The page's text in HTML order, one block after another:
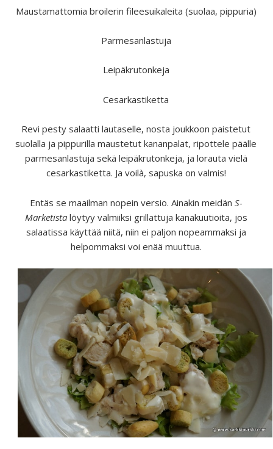
Maustamattomia broilerin fileesuikaleita (suolaa, pippuria)
Parmesanlastuja
Leipäkrutonkeja
Cesarkastiketta
Revi pesty salaatti lautaselle, nosta joukkoon paistetut
suolalla ja pippurilla maustetut kananpalat, ripottele päälle
parmesanlastuja sekä leipäkrutonkeja, ja lorauta vielä
cesarkastiketta. Ja voilà, sapuska on valmis!
Entäs se maailman nopein versio. Ainakin meidän S-
Marketistalöytyy valmiiksi grillattuja kanakuutioita, jos
salaatissa käyttää niitä, niin ei paljon nopeammaksi ja
helpommaksi voi enää muuttua.